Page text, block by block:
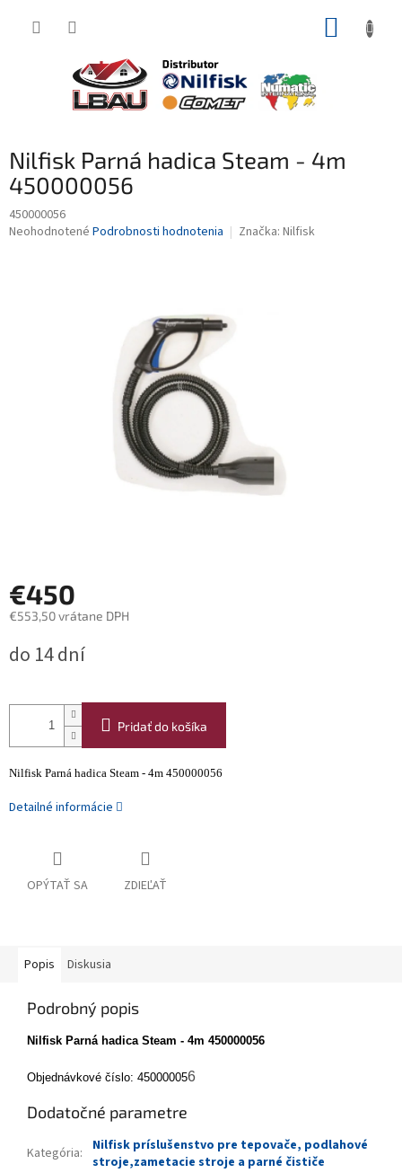
Nilfisk Parná hadica Steam - 4m
450000056
450000056
Priemerné
Neohodnotené Podrobnosti hodnotenia Značka: Nilfisk
€450
€553,50 vrátane DPH
cena:
do 14 dní
Pridať do košíka
Nilfisk Parná hadica Steam - 4m 450000056
Detailné informácie
OPÝTAŤ SA ZDIEĽAŤ
Popis Diskusia
Podrobný popis
Nilfisk Parná hadica Steam - 4m 450000056
Objednávkové číslo: 450000056
Dodatočné parametre
Kategória:
Nilfisk príslušenstvo pre tepovače, podlahové
stroje,zametacie stroje a parné čističe